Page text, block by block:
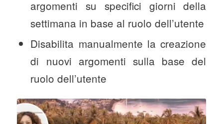
argomenti su specifici giorni della
settimana in base al ruolo dell’utente
Disabilita manualmente la creazione
di nuovi argomenti sulla base del
ruolo dell’utente